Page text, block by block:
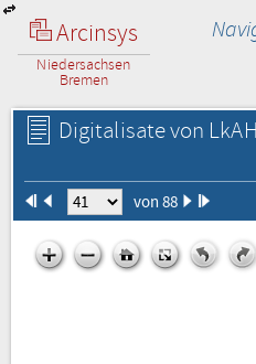
Arcinsys
Niedersachsen
Bremen
Digitalisate von
von 88